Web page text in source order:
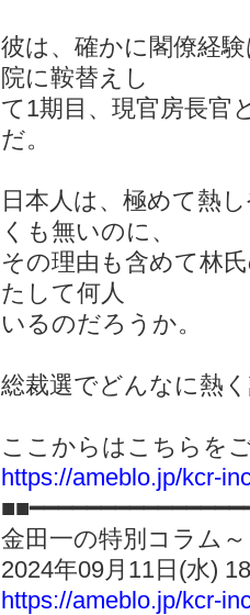
彼は、確かに閣僚経
院に鞍替えし
て1期目、現官房長官
だ。
日本人は、極めて熱
くも無いのに、
その理由も含めて林
たして何人
いるのだろうか。
総裁選でどんなに熱
ここからはこちらを
https://ameblo.jp/kcr-
金田一の特別コラム
2024年09月11日(水)
https://ameblo.jp/kcr-